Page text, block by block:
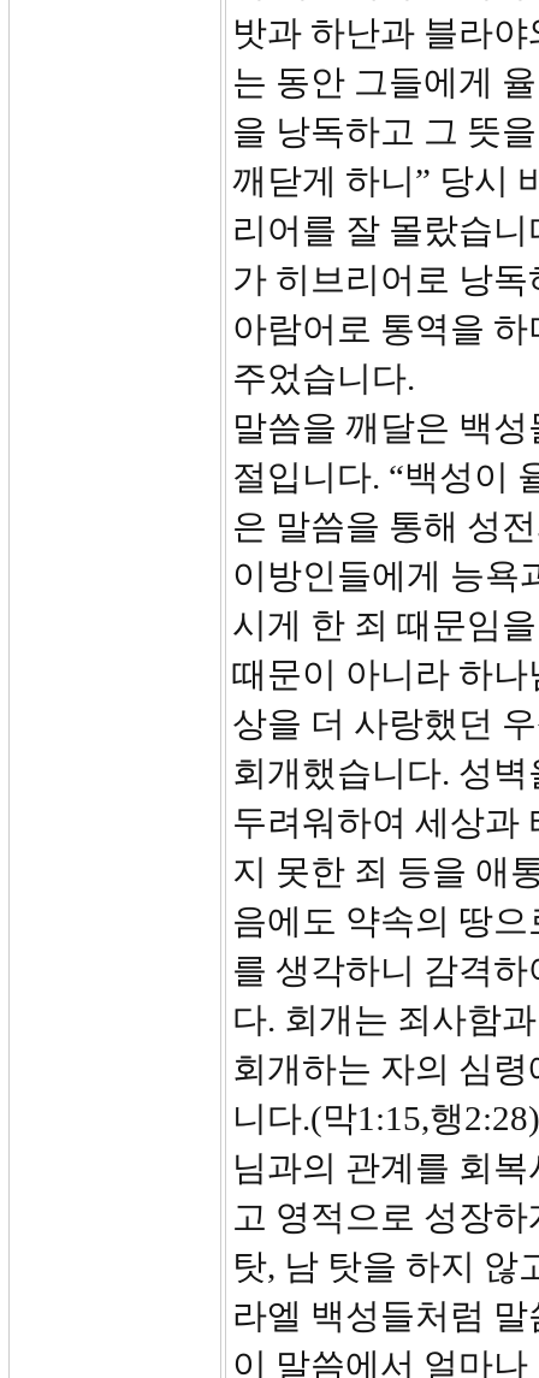
밧과 하난과 블라
는 동안 그들에게
을 낭독하고 그 뜻
깨닫게 하니” 당시
리어를 잘 몰랐습
가 히브리어로 낭
아람어로 통역을
주었습니다.
말씀을 깨달은 백
절입니다. “백성이
은 말씀을 통해 성
이방인들에게 능욕
시게 한 죄 때문임
때문이 아니라 하
상을 더 사랑했던
회개했습니다. 성
두려워하여 세상과
지 못한 죄 등을 애
음에도 약속의 땅
를 생각하니 감격
다. 회개는 죄사함
회개하는 자의 심
니다.(막1:15,행
님과의 관계를 회
고 영적으로 성장
탓, 남 탓을 하지 않
라엘 백성들처럼
이 말씀에서 얼마